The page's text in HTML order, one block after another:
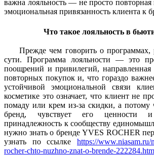
важна лояльность — не просто повторная
эмоциональная привязанность клиента к
Что такое лояльность в
Прежде чем говорить о программах,
сути. Программа лояльности — это
поощрений и привилегий, направленная
повторных покупок и, что гораздо
устойчивой эмоциональной связи
косметике это означает, что клиент не
помаду или крем из-за скидки, а
бренд, чувствует его ценности
принадлежность к сообществу
нужно знать о бренде YVES ROCHER
узнать по ссылке https://www.niasam.ru/
rocher-chto-nuzhno-znat-o-brende-